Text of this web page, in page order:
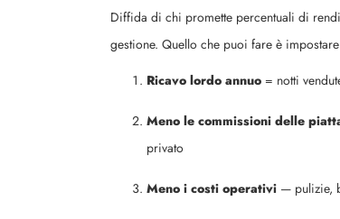
Diffida di chi promette percentuali di
gestione. Quello che puoi fare è
Ricavo lordo annuo = notti
Meno le commissioni delle
privato
Meno i costi operativi — pulizie,